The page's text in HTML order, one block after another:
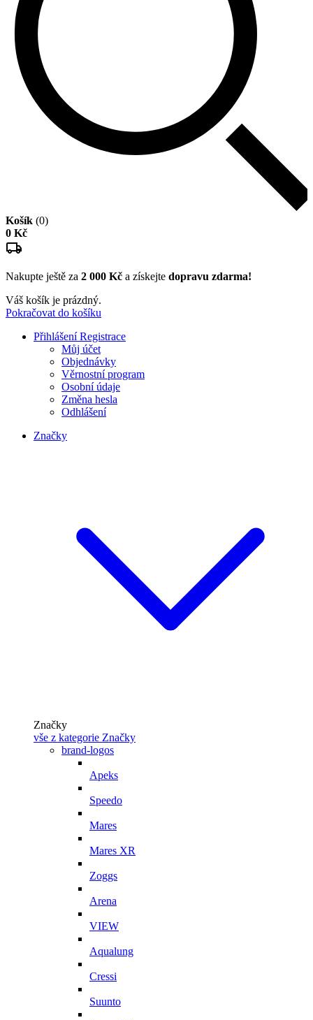
Košík (0)
0 Kč
Nakupte ještě za 2 000 Kč a získejte dopravu zdarma!
Váš košík je prázdný.
Pokračovat do košíku
PřihlášeníRegistrace
Můj účet
Objednávky
Věrnostní program
Osobní údaje
Změna hesla
Odhlášení
Značky
Značky
vše z kategorie Značky
brand-logos
Apeks
Speedo
Mares
Mares XR
Zoggs
Arena
VIEW
Aqualung
Cressi
Suunto